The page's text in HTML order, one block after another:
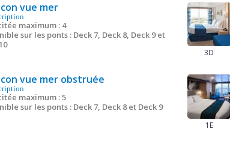
vue mer
maximum : 4
sur les ponts : Deck 7, Deck 8, Deck 9 et
3D
vue mer obstruée
maximum : 5
sur les ponts : Deck 7, Deck 8 et Deck 9
1E